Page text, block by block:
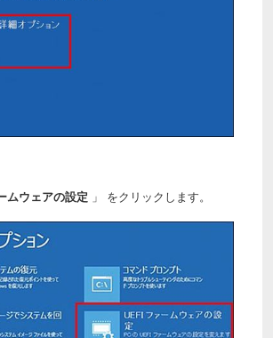
ムウェアの設定 」 をクリックします。